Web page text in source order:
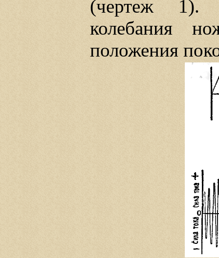
(чертеж 1).
колебания
положения